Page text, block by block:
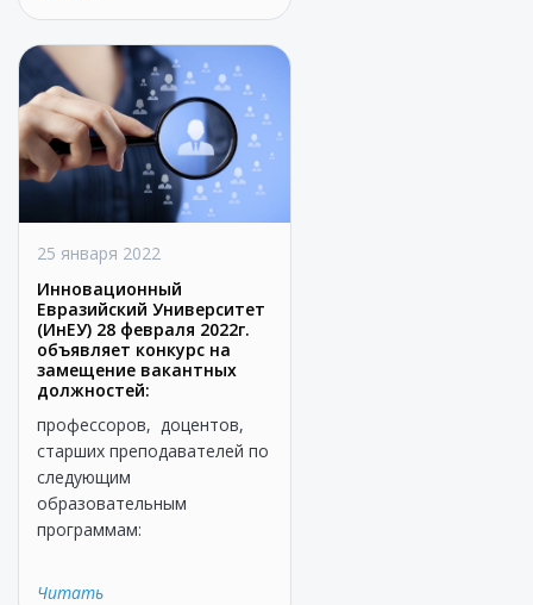
25 января 2022
Инновационный
Евразийский Университет
(ИнЕУ) 28 февраля 2022г.
объявляет конкурс на
замещение вакантных
должностей:
профессоров, доцентов,
старших преподавателей по
следующим
образовательным
программам:
Читать